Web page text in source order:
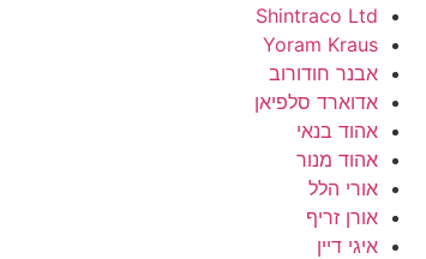
Shintraco Ltd
Yoram Kraus
אבנר חודורוב
אדוארד סלפיאן
אהוד בנאי
אהוד מנור
אורי הלל
אורן זריף
איגי דיין